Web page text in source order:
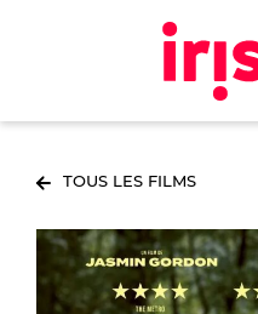
TOUS LES FILMS